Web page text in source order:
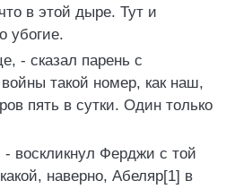
в этой дыре. Тут и
убогие.
- сказал парень с
такой номер, как наш,
пять в сутки. Один только
воскликнул Ферджи с той
наверно, Абеляр[1] в